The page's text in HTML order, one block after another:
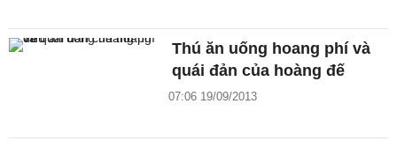
Thú ăn uống hoang phí và
quái đản của hoàng đế
07:06 19/09/2013